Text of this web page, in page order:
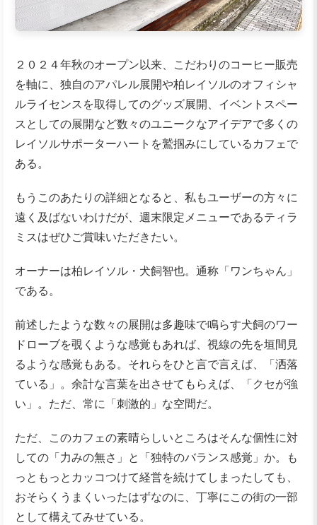
２０２４年秋のオープン以来、こだわりのコーヒー販売
を軸に、独自のアパレル展開や柏レイソルのオフィシャ
ルライセンスを取得してのグッズ展開、イベントスペー
スとしての展開など数々のユニークなアイデアで多くの
レイソルサポーターハートを鷲掴みにしているカフェで
ある。
もうこのあたりの詳細となると、私もユーザーの方々に
遠く及ばないわけだが、週末限定メニューであるティラ
ミスはぜひご賞味いただきたい。
オーナーは柏レイソル・犬飼智也。通称「ワンちゃん」
である。
前述したような数々の展開は多趣味で鳴らす犬飼のワー
ドローブを覗くような感覚もあれば、視線の先を垣間見
るような感覚もある。それらをひと言で言えば、「洒落
ている」。余計な言葉を出させてもらえば、「クセが強
い」。ただ、常に「刺激的」な空間だ。
ただ、このカフェの素晴らしいところはそんな個性に対
しての「力みの無さ」と「独特のバランス感覚」か。も
っともっとカッコつけて経営を続けてしまったしても、
おそらくうまくいったはずなのに、丁寧にこの街の一部
として構えてみせている。